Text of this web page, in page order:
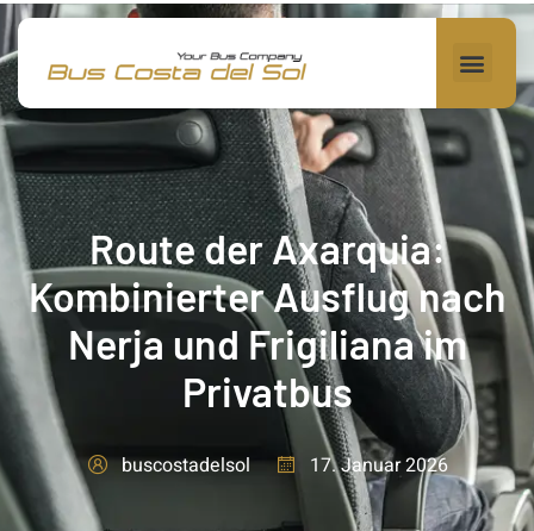
Route der Axarquia:
Kombinierter Ausflug nach
Nerja und Frigiliana im
Privatbus
buscostadelsol 17. Januar 2026